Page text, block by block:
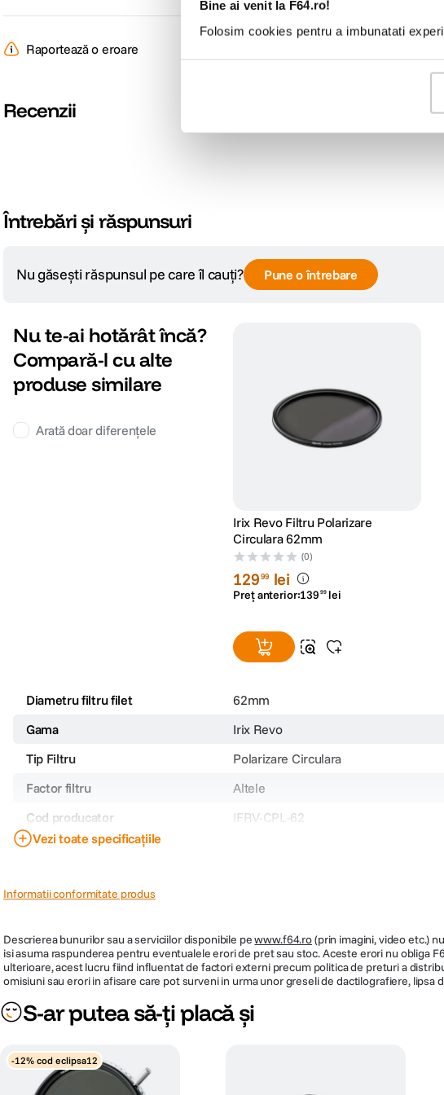
Bine ai venit la F64.ro!
Folosim cookies pentru a imbunatati
Raportează o eroare
Recenzii
Întrebări și răspunsuri
Nu găsești răspunsul pe care îl cauți? Pune o întrebare
Nu te-ai hotărât încă?
Compară-l cu alte
produse similare
Arată doar diferențele
Irix Revo Filtru Polarizare
Circulara 62mm
(0)
12999 lei
Preț anterior:139 99 lei
Diametru filtru filet 62mm
Gama
Irix Revo
Tip Filtru
Polarizare Circulara
Factor filtru
Altele
Cod producator
IFRV-CPL-62
PRP
Vezi toate specificațiile
Informatii conformitate produs
Descrierea bunurilor sau a serviciilor disponibile pewww.f64.ro(prin imagini, video etc.)
isi asuma raspunderea pentru eventualele erori de pret sau stoc. Aceste erori nu obliga
ulterioare, acest lucru fiind influentat de factori externi precum politica de preturi a
omisiuni sau erori in afisare care pot surveni in urma unor greseli de dactilografiere,
S-ar putea să-ți placă și
-12% cod eclipsa12